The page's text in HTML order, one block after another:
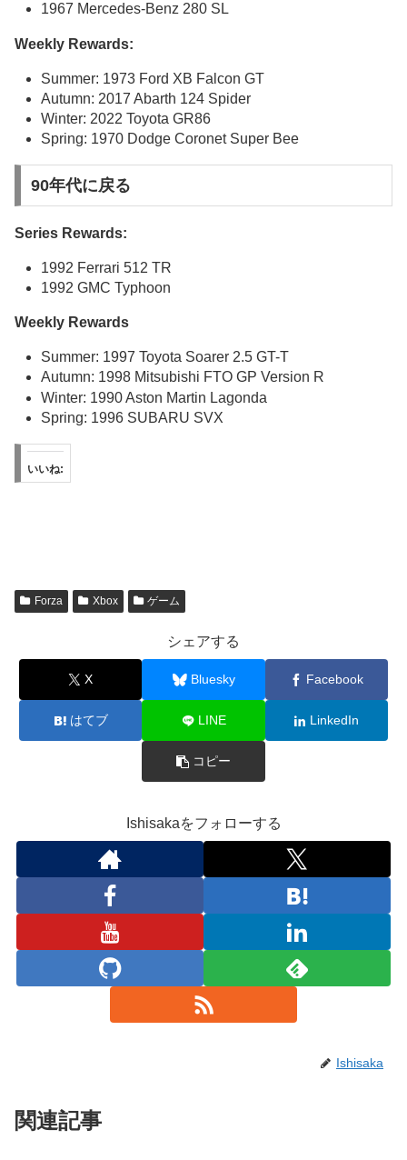
1967 Mercedes-Benz 280 SL
Weekly Rewards:
Summer: 1973 Ford XB Falcon GT
Autumn: 2017 Abarth 124 Spider
Winter: 2022 Toyota GR86
Spring: 1970 Dodge Coronet Super Bee
90年代に戻る
Series Rewards:
1992 Ferrari 512 TR
1992 GMC Typhoon
Weekly Rewards
Summer: 1997 Toyota Soarer 2.5 GT-T
Autumn: 1998 Mitsubishi FTO GP Version R
Winter: 1990 Aston Martin Lagonda
Spring: 1996 SUBARU SVX
いいね:
Forza Xbox ゲーム
シェアする
X Bluesky Facebook
はてブ LINE LinkedIn
コピー
Ishisakaをフォローする
Ishisaka
関連記事